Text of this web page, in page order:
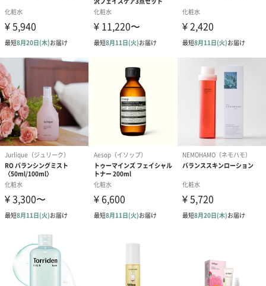
まずは香りを使って、一瞬でムードをととのえ静かに呼吸をしな
がら自分自身の心や肌と向き合います。
心と肌の緊張をほぐし、余分なものを浄化しながら必要なものだ
けを巡らせます。
気持ちを切り替えるのに必要なのは、ほんの少しの時間と意識。
マインドフルビューティーの習慣は、より確かなスキンケア効果
をもたらします。
商品詳細情報
成分
水、ペンチレングリコール、BG、セルロース、シル
リアチロエンシス果汁、セイヨウシロヤナギ樹皮エキ
酸、乳酸Na、香料、フェノキシエタノール
商品サイズ
長さ145mm×幅45mm×奥行45mm